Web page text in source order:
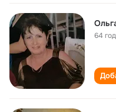
64